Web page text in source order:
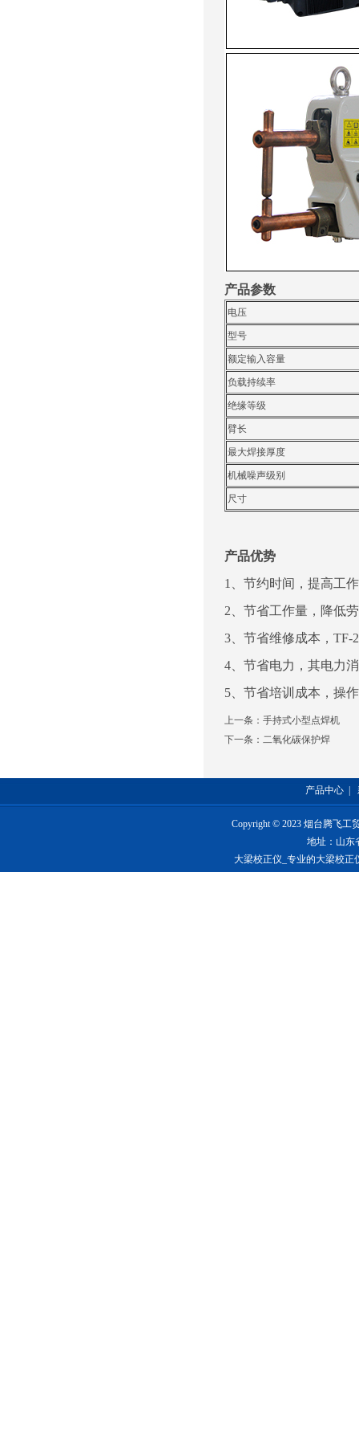
产品参数
电压
型号
额定输入容量
负载持续率
绝缘等级
臂长
最大焊接厚度
机械噪声级别
尺寸
产品优势
1、节约时间，提高工
2、节省工作量，降低
3、节省维修成本，TF-
4、节省电力，其电力
5、节省培训成本，操
上一条： 手持式小型点焊机
下一条： 二氧化碳保护焊
产品中心
Copyright © 2023 烟台腾飞工
地址：山东
大梁校正仪_专业的大梁校